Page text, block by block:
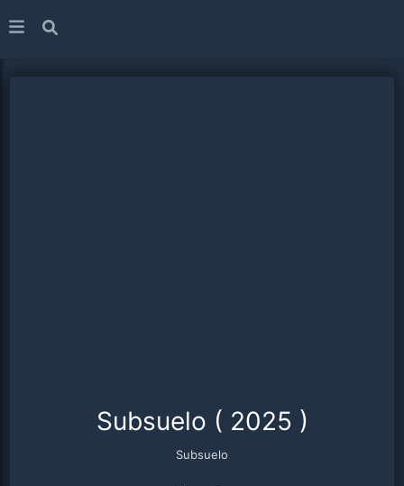
Subsuelo ( 2025 )
Subsuelo